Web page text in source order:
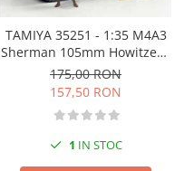
TAMIYA 35251 - 1:35 M4A3
Sherman 105mm Howitzer -
Assault Support
175,00 RON
157,50 RON
1 IN STOC